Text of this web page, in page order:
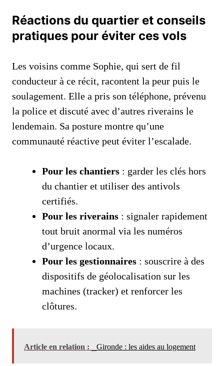
Réactions du quartier et conseils
pratiques pour éviter ces vols
Les voisins comme Sophie, qui sert de fil
conducteur à ce récit, racontent la peur puis le
soulagement. Elle a pris son téléphone, prévenu
la police et discuté avec d’autres riverains le
lendemain. Sa posture montre qu’une
communauté réactive peut éviter l’escalade.
Pour les chantiers : garder les clés hors
du chantier et utiliser des antivols
certifiés.
Pour les riverains : signaler rapidement
tout bruit anormal via les numéros
d’urgence locaux.
Pour les gestionnaires : souscrire à des
dispositifs de géolocalisation sur les
machines (tracker) et renforcer les
clôtures.
Article en relation : Gironde : les aides au logement